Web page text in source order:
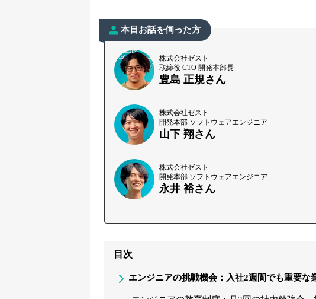
本日お話を伺った方
株式会社ゼスト
取締役 CTO 開発本部長
豊島 正規さん
株式会社ゼスト
開発本部 ソフトウェアエンジニア
山下 翔さん
株式会社ゼスト
開発本部 ソフトウェアエンジニア
永井 裕さん
目次
エンジニアの挑戦機会：入社2週間でも重要な